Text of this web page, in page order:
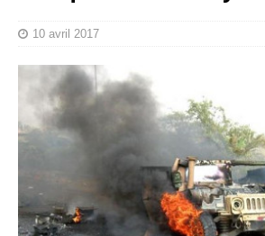
10 avril 2017